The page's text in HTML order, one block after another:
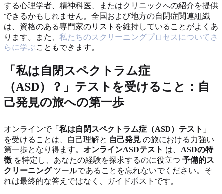
する心理学者、精神科医、またはクリニックへの紹介を提供
できるかもしれません。全国および地方の自閉症関連組織
は、資格のある専門家のリストを維持していることがよくあ
ります。また、 私たちのスクリーニングプロセスについてさ
らに学ぶこともできます。
「私は自閉スペクトラム症
（ASD）？」テストを受けること：自
己発見の旅への第一歩
オンラインで「 私は自閉スペクトラム症（ASD）テスト 」
を受けることは、自己理解と 自己発見 の旅における力強い
第一歩となり得ます。 オンラインASDテスト は、 ASDの特
徴 を特定し、あなたの経験を探求するのに役立つ 予備的ス
クリーニングツールであることを忘れないでください。そ
れは最終的な答えではなく、ガイドポストです。